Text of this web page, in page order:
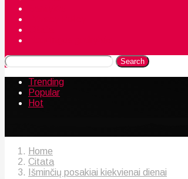
Search
Trending
Popular
Hot
Home
Citata
Išminčių posakiai kiekvienai dienai